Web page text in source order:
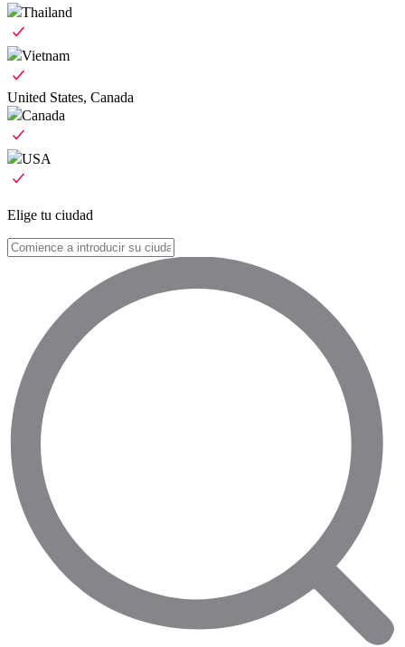
Thailand
Vietnam
United States, Canada
Canada
USA
Elige tu ciudad